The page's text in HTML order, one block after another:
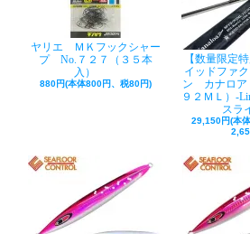
ヤリエ ＭＫフックシャー
プ No.７２７（３５本
入）
880円(本体800円、税80円)
【数量限定
イッドファ
ン カナロア
９２ＭＬ）-
スラ
29,150円(本